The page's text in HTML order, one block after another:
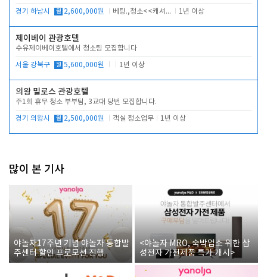
경기 하남시 월 2,600,000원 베팅.,청소<<캐셔 모셔봅니다. 1년 이상
제이베이 관광호텔
수유제이베이호텔에서 청소팀 모집합니다
서울 강북구 월 5,600,000원 1년 이상
의왕 밀로스 관광호텔
주1회 휴무 청소 부부팀, 3교대 당번 모집합니다.
경기 의왕시 월 2,500,000원 객실 청소업무 1년 이상
많이 본 기사
야놀자17주년 기념 야놀자 통합발
주센터 할인 프로모션 진행
<야놀자 MRO, 숙박업소 위한 삼
성전자 가전제품 특가 개시>